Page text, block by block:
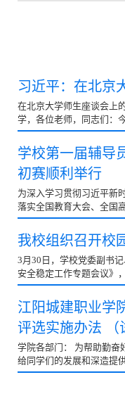
习近平：在北京
在北京大学师生座谈会上
学，各位老师，同志们：
常高兴。再过两天，就是
学校第一届辅导
初赛顺利举行
为深入学习贯彻习近平新
落实全国教育大会、全国
通高等学校辅导员队伍建
我校组织召开校
3月30日，学校党委副书
安全稳定工作专题会议》
校2022年安全稳定工作。
江阳城建职业学
评选实施办法 （
学院各部门： 为帮助勤奋好学而家境贫寒的学生顺利完成学业，
给同学们的发展和深造提
我校设立华西教育助学金